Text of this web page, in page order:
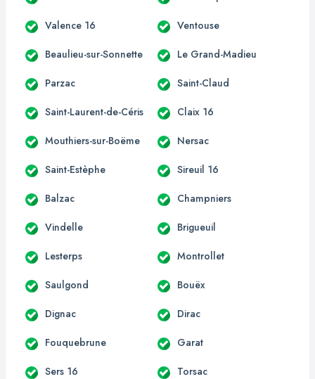
Valence 16 Ventouse
Beaulieu-sur-Sonnette Le Grand-Madieu
Parzac Saint-Claud
Saint-Laurent-de-Céris Claix 16
Mouthiers-sur-Boëme Nersac
Saint-Estèphe Sireuil 16
Balzac Champniers
Vindelle Brigueuil
Lesterps Montrollet
Saulgond Bouëx
Dignac Dirac
Fouquebrune Garat
Sers 16 Torsac